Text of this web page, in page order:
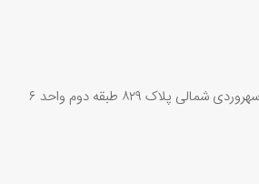
پلاک ۸۲۹ طبقه دوم واحد ۶